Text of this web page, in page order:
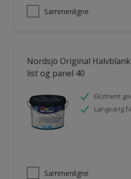
Sammenligne
Nordsjö Original
list og panel 40
Ekstremt
Langvarig
Sammenligne